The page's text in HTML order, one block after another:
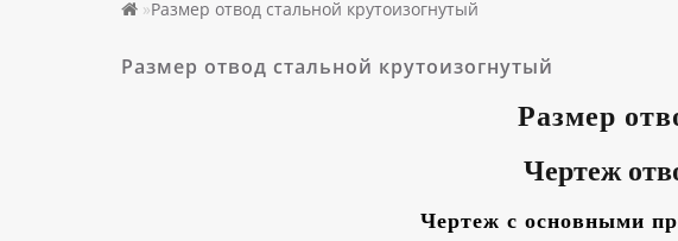
Размер отвод стальной крутоизогнутый
Размер отвод стальной крутоизогнутый
Размер
Чертеж
Чертеж с основными